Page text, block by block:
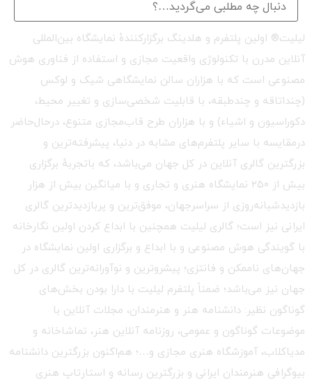
لیلیت® اولین پلتفرم و هلدینگ برگزارکنندهٔ نمایشگاه بین‌المللی
آنلاین مدرن با تکنولوژی واقعیت مجازی و استفاده از فناوری هوش
مصنوعی است که با هزاران سالن نمایشگاهی شیک و لوکس
(چنداتاقه و چندطبقه، با قابلیت شخصی‌سازی و تغییر محیط،
دکوراسیون و اشیاء) و با هزاران طرح قاب‌مجازی متنوع، درحال‌حاضر
درمقایسه با سایر پلتفرم‌های مشابه در دنیا، پیشرفته‌ترین و
بزرگترین گالری آنلاین در کل جهان می‌باشد، که باتجربهٔ برگزاری
بیش از ۲۵۰ نمایشگاه هنری و تجاری و با میانگین بیش از هزار
بازدیدشبانه‌روزی از سراسرجهان، موفق‌ترین و پربازدیدترین گالری
ایرانی نیز است؛ گالری لیلیت همچنین با ابداع کردن اولین نگارخانه
با گویندگی هوش مصنوعی و با ابداع و برگزاری اولین نمایشگاه در
جهان‌های ناممکن و فانتزی؛ پیشروترین و نوآورانه‌ترین گالری در کل
جهان نیز می‌باشد؛ ضمناً پلتفرم لیلیت با دارا بودن بخش‌های
گوناگون نظیر: دانشنامه هنر و هنرمندان، مجلات آنلاین با
موضوعات گوناگون و عمومی، روزنامه آنلاین هنر، تماشاخانه و
مدیاکلاب، آموزشگاه هنری مجازی و…؛ هم‌اکنون بزرگترین دانشنامه
بیوگرافی هنرمندان ایرانی و بزرگترین رسانه و استارتاپ هنری